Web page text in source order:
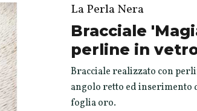
La Perla Nera
Bracciale
perline in
Bracciale realizzato con
angolo retto ed
foglia oro.